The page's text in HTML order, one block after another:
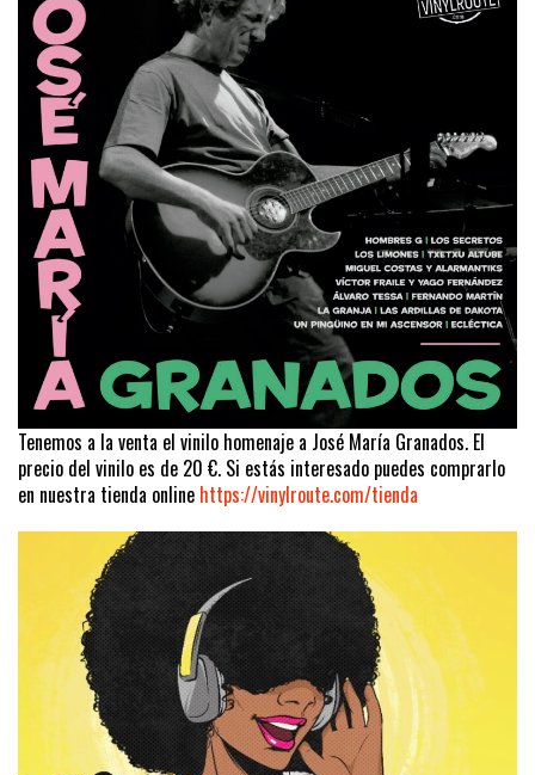
Tenemos a la venta el vinilo homenaje a José María Granados. El
precio del vinilo es de 20 €. Si estás interesado puedes comprarlo
en nuestra tienda online https://vinylroute.com/tienda